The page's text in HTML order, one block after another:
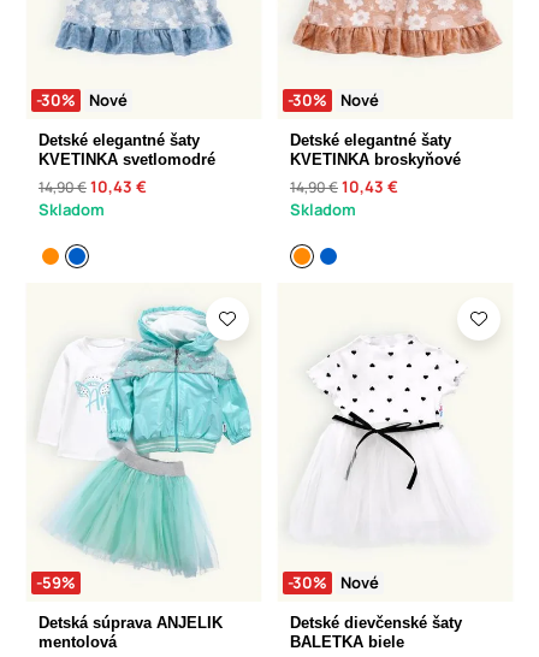
-30% Nové
Detské elegantné šaty
KVETINKA svetlomodré
14,90 €10,43 €
Skladom
-30% Nové
Detské elegantné šaty
KVETINKA broskyňové
14,90 €10,43 €
Skladom
-59%
Detská súprava ANJELIK
mentolová
-30% Nové
Detské dievčenské šaty
BALETKA biele